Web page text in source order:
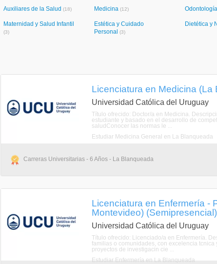
Auxiliares de la Salud (18) Medicina (12) Odontología
Maternidad y Salud Infantil
(3)
Estética y Cuidado
Personal (3)
Dietética y
Licenciatura en Medicina
Universidad Católica del Uruguay
Título ofrecido: Doctor/a en Medicina.
estudiante y basado en el desarrollo de
saludConocer las normas le ...
Estudiar Medicina General en La Blanqueada
Carreras Universitarias - 6 Años - La Blanqueada
Licenciatura en Enfermería -
Montevideo) (Semipresencial)
Universidad Católica del Uruguay
Título ofrecido: Licenciado/a en Enfermería.
familias o comunidades, con excelencia
proyectos de investigacin cie ...
Estudiar Enfermería en La Blanqueada